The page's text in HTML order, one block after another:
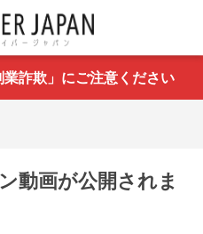
業詐欺」にご注意ください
動画が公開されま